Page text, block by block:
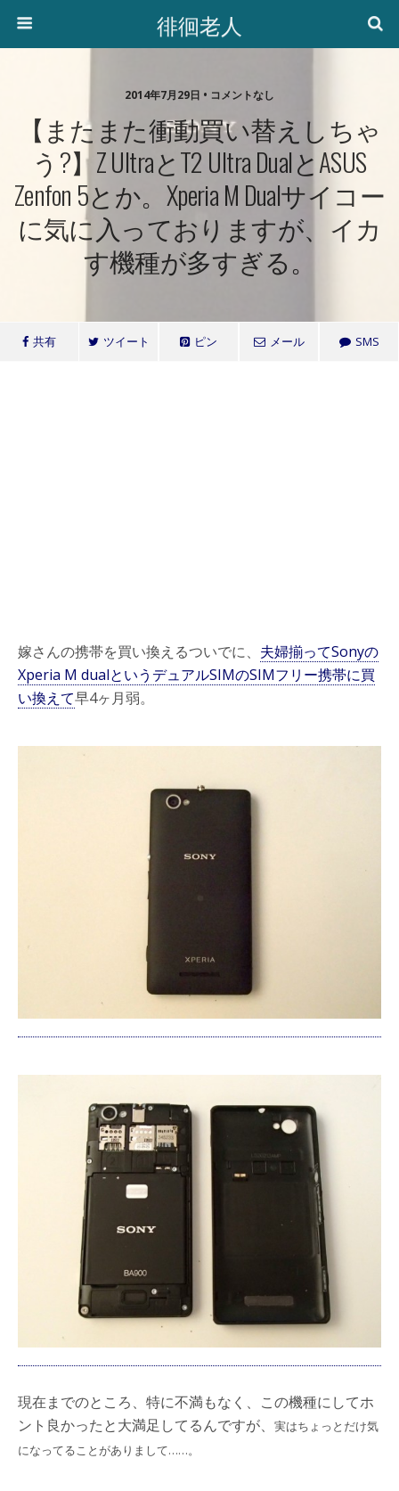
徘徊老人
2014年7月29日 • コメントなし
【またまた衝動買い替えしちゃ
う?】Z UltraとT2 Ultra DualとASUS
Zenfon 5とか。Xperia M Dualサイコー
に気に入っておりますが、イカ
す機種が多すぎる。
共有 ツイート ピン メール SMS
嫁さんの携帯を買い換えるついでに、 夫婦揃ってSonyの
Xperia M dualというデュアルSIMのSIMフリー携帯に買
い換えて早4ヶ月弱。
現在までのところ、特に不満もなく、この機種にしてホ
ント良かったと大満足してるんですが、
実はちょっとだけ気
になってることがありまして……。